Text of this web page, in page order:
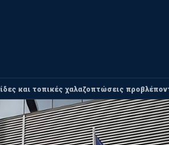
και τοπικές χαλαζοπτώσεις